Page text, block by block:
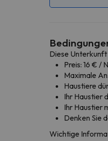
Diese
Preis: 16 € /
Maximale
Haustiere
Ihr Haustier
Ihr Haustier
Denken Sie
Wichtige